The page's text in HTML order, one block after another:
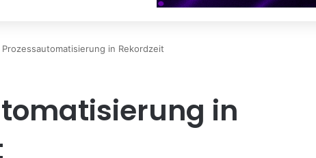
Prozessautomatisierung in Rekordzeit
in